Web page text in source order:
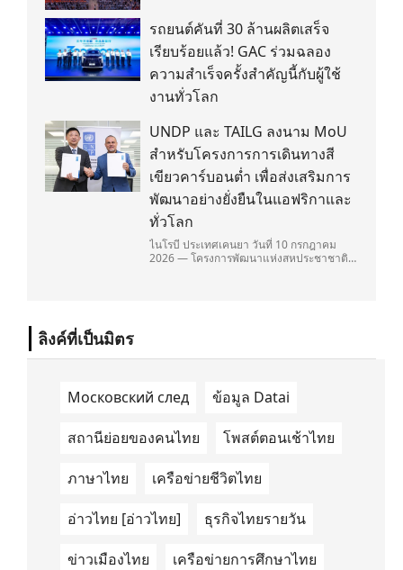
รถยนต์คันที่ 30 ล้านผลิตเสร็จ
เรียบร้อยแล้ว! GAC ร่วมฉลอง
ความสำเร็จครั้งสำคัญนี้กับผู้ใช้
งานทั่วโลก
UNDP และ TAILG ลงนาม MoU
สำหรับโครงการการเดินทางสี
เขียวคาร์บอนต่ำ เพื่อส่งเสริมการ
พัฒนาอย่างยั่งยืนในแอฟริกาและ
ทั่วโลก
ไนโรบี ประเทศเคนยา วันที่ 10 กรกฎาคม
2026 — โครงการพัฒนาแห่งสหประชาชาติ
ลิงค์ที่เป็นมิตร
Московский след ข้อมูล Datai
สถานีย่อยของคนไทย โพสต์ตอนเช้าไทย
ภาษาไทย เครือข่ายชีวิตไทย
อ่าวไทย [อ่าวไทย] ธุรกิจไทยรายวัน
ข่าวเมืองไทย เครือข่ายการศึกษาไทย